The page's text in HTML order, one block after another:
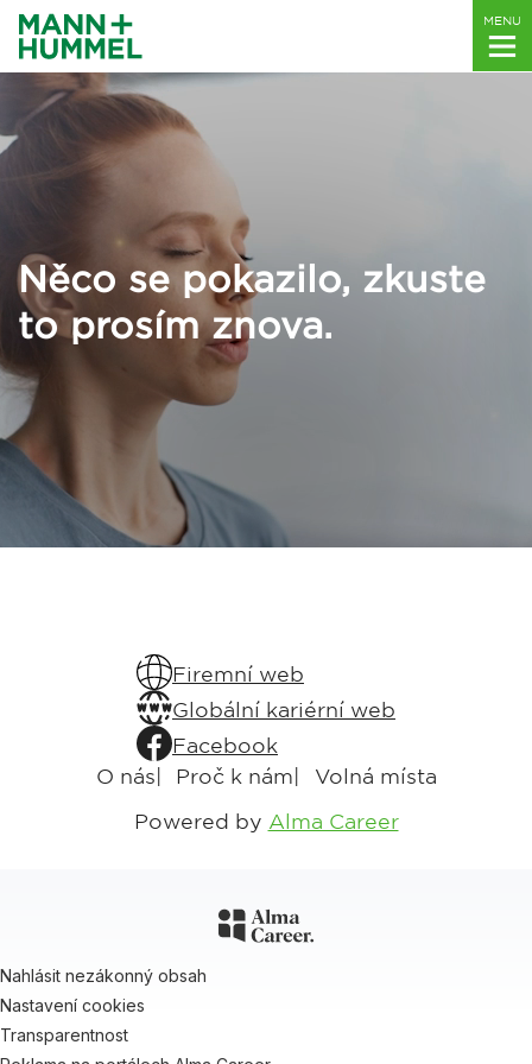
MENU
Něco se pokazilo, zkuste
to prosím znova.
O nás Proč k nám
Volná místa
Powered by Alma Career
Firemní web
Globální kariérní web
Facebook
Nahlásit nezákonný obsah
Nastavení cookies
Transparentnost